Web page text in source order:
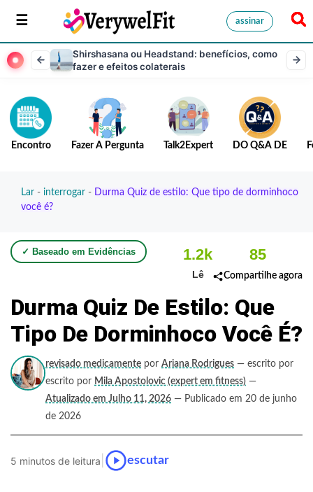
assinar
Shirshasana ou Headstand: benefícios, como
fazer e efeitos colaterais
Encontro Fazer A Pergunta Talk2Expert DO Q&A DE
Lar - interrogar - Durma‍‌‍‍‌ Quiz de estilo: Que tipo de dorminhoco
você é?
✓ Baseado em Evidências 1.2k
Lê
85
Compartilhe agora
Durma‍‌‍‍‌ Quiz De Estilo: Que
Tipo De Dorminhoco Você É?
revisado medicamente por Ariana Rodrigues — escrito por
escrito por Mila Apostolovic (expert em fitness) —
Atualizado em Julho 11, 2026 — Publicado em 20 de junho
de 2026
5 minutos de leitura escutar